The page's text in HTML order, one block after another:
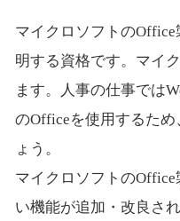
マイクロソフトの
明する資格です。マイ
ます。人事の仕事では
のOfficeを使用するた
ょう。
マイクロソフトの
い機能が追加・改良さ